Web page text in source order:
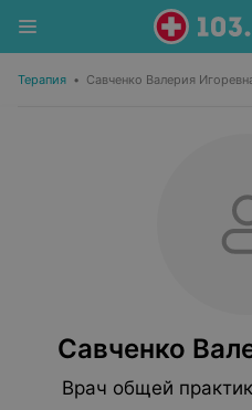
Терапия • Савченко Валерия
Савченко
Врач общей